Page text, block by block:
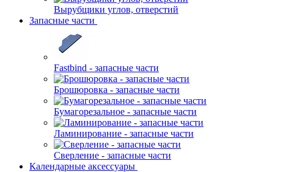
Вырубщики углов, отверстий
Запасные части
Fastbind - запасные части
Брошюровка - запасные части
Бумагорезальное - запасные части
Ламинирование - запасные части
Сверление - запасные части
Календарные аксессуары